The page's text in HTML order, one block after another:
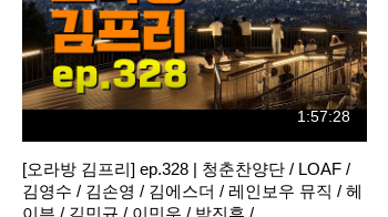
1:57:28
[오라방 김프리] ep.328 | 청춘찬양단 / LOAF /
김영수 / 김손영 / 김에스더 / 레인보우 뮤직 / 헤
이븐 / 김민규 / 이민우 / 박진후 /